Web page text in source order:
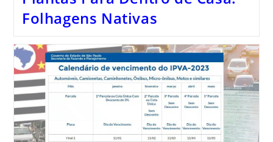
Folhagens Nativas